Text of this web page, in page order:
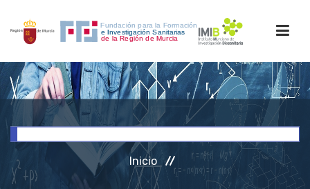
INICIO
INVESTIGACIÓN
Inicio